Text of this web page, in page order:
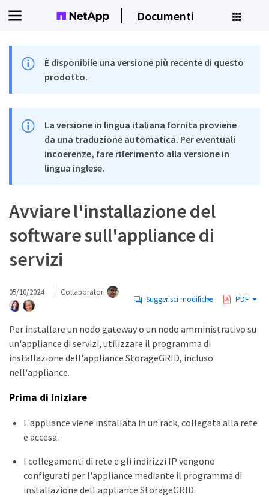
Documenti
È disponibile una versione più recente di questo
prodotto.
La versione in lingua italiana fornita proviene
da una traduzione automatica. Per eventuali
incoerenze, fare riferimento alla versione in
lingua inglese.
Avviare l'installazione del
software sull'appliance di
servizi
05/10/2024 Collaboratori
Suggerisci modifiche PDF
Per installare un nodo gateway o un nodo amministrativo su
un'appliance di servizi, utilizzare il programma di
installazione dell'appliance StorageGRID, incluso
nell'appliance.
Prima di iniziare
L'appliance viene installata in un rack, collegata alla rete
e accesa.
I collegamenti di rete e gli indirizzi IP vengono
configurati per l'appliance mediante il programma di
installazione dell'appliance StorageGRID.